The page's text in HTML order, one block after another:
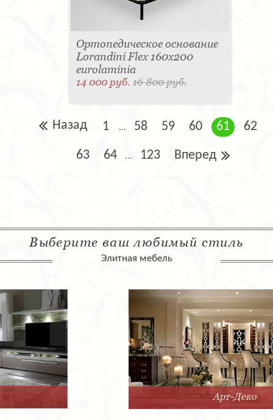
Ортопедическое основание
Lorandini Flex 160x200
eurolaminia
14 000 руб.16 800 руб.
Назад 1 ... 58 59 60 61 62
63 64 ... 123 Вперед
Выберите ваш любимый стиль
Элитная мебель
Арт-Деко